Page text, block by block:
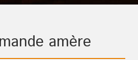
amère